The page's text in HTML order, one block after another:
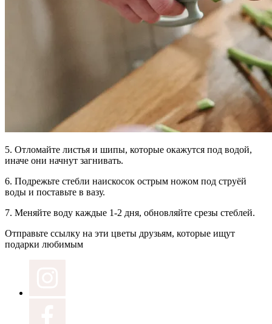
5. Отломайте листья и шипы, которые окажутся под водой,
иначе они начнут загнивать.
6. Подрежьте стебли наискосок острым ножом под струёй
воды и поставьте в вазу.
7. Меняйте воду каждые 1-2 дня, обновляйте срезы стеблей.
Отправьте ссылку на эти цветы друзьям, которые ищут
подарки любимым